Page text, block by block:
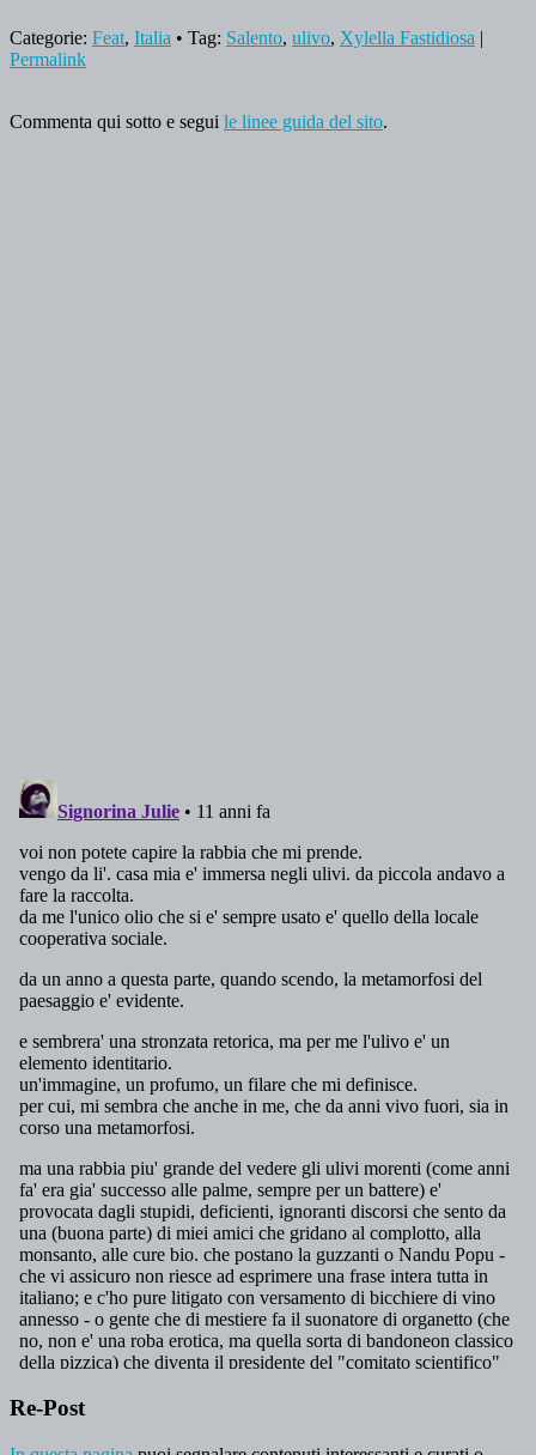
Categorie: Feat, Italia • Tag: Salento, ulivo, Xylella Fastidiosa |
Permalink
Commenta qui sotto e segui le linee guida del sito.
Re-Post